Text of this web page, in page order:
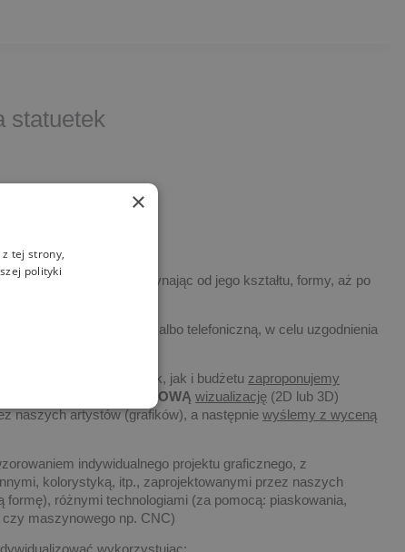
statuetek
poczynając od jego kształtu, formy, aż po
drogą elektroniczną, albo telefoniczną, w celu uzgodnienia
zamawianych statuetek, jak i budżetu zaproponujemy
DARMOWĄ wizualizację (2D lub 3D)
naszych artystów (grafików), a następnie wyślemy z wyceną
indywidualnego projektu graficznego, z
kolorystyką, itp., zaprojektowanymi przez naszych
różnymi technologiami (za pomocą: piaskowania,
maszynowego np. CNC)
wykorzystując:
×
tej strony,
polityki